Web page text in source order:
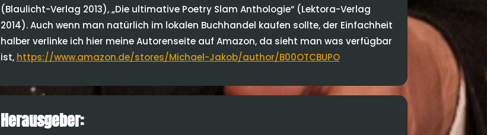
(Blaulicht-Verlag 2013), „Die ultimative Poetry Slam Anthologie“ (Lektora-Verlag
2014). Auch wenn man natürlich im lokalen Buchhandel kaufen sollte, der Einfachheit
halber verlinke ich hier meine Autorenseite auf Amazon, da sieht man was verfügbar
ist, https://www.amazon.de/stores/Michael-Jakob/author/B00OTCBUPO
Herausgeber: